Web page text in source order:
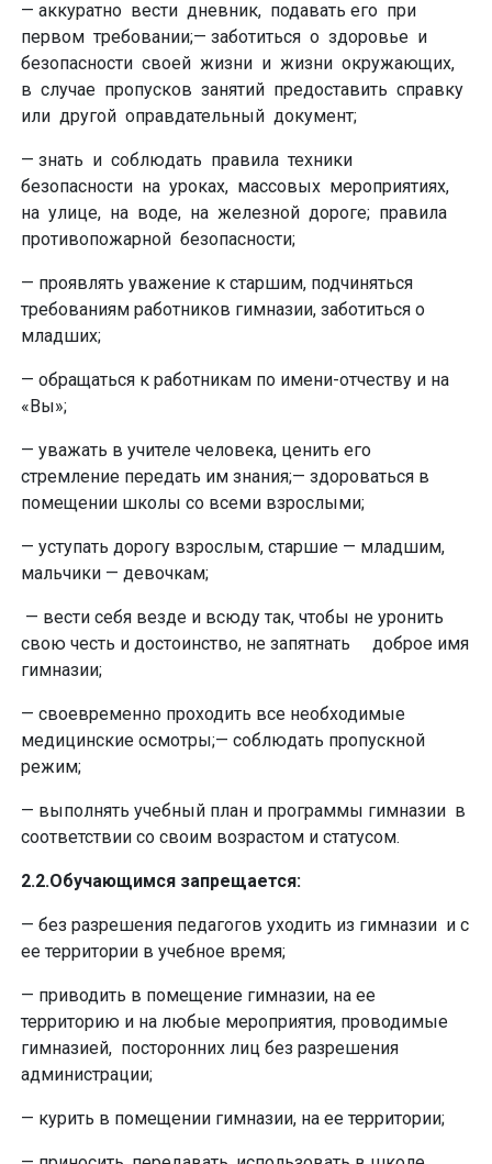
— аккуратно вести дневник, подавать его при
первом требовании;— заботиться о здоровье и
безопасности своей жизни и жизни окружающих,
в случае пропусков занятий предоставить справку
или другой оправдательный документ;
— знать и соблюдать правила техники
безопасности на уроках, массовых мероприятиях,
на улице, на воде, на железной дороге; правила
противопожарной безопасности;
— проявлять уважение к старшим, подчиняться
требованиям работников гимназии, заботиться о
младших;
— обращаться к работникам по имени-отчеству и на
«Вы»;
— уважать в учителе человека, ценить его
стремление передать им знания;— здороваться в
помещении школы со всеми взрослыми;
— уступать дорогу взрослым, старшие — младшим,
мальчики — девочкам;
— вести себя везде и всюду так, чтобы не уронить
свою честь и достоинство, не запятнать доброе имя
гимназии;
— своевременно проходить все необходимые
медицинские осмотры;— соблюдать пропускной
режим;
— выполнять учебный план и программы гимназии в
соответствии со своим возрастом и статусом.
2.2.Обучающимся запрещается:
— без разрешения педагогов уходить из гимназии и с
ее территории в учебное время;
— приводить в помещение гимназии, на ее
территорию и на любые мероприятия, проводимые
гимназией, посторонних лиц без разрешения
администрации;
— курить в помещении гимназии, на ее территории;